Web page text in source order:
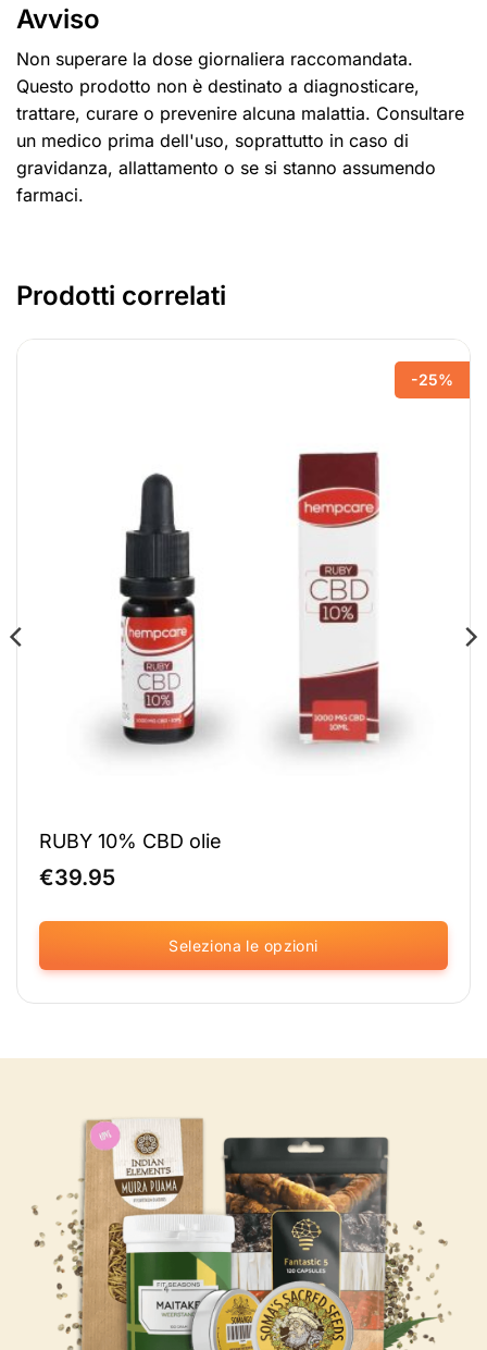
Avviso
Non superare la dose giornaliera raccomandata.
Questo prodotto non è destinato a diagnosticare,
trattare, curare o prevenire alcuna malattia. Consultare
un medico prima dell'uso, soprattutto in caso di
gravidanza, allattamento o se si stanno assumendo
farmaci.
Prodotti correlati
-25%
RUBY 10% CBD olie
€39.95
Seleziona le opzioni
Questo
prodotto
varianti.
possono
essere
selezionate
nella
pagina
del
prodotto